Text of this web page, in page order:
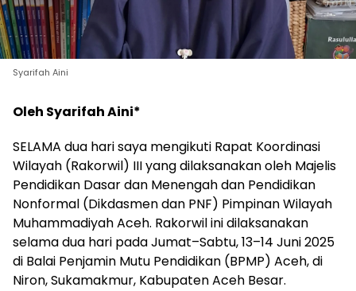
Syarifah Aini
Oleh Syarifah Aini*
SELAMA dua hari saya mengikuti Rapat Koordinasi
Wilayah (Rakorwil) III yang dilaksanakan oleh Majelis
Pendidikan Dasar dan Menengah dan Pendidikan
Nonformal (Dikdasmen dan PNF) Pimpinan Wilayah
Muhammadiyah Aceh. Rakorwil ini dilaksanakan
selama dua hari pada Jumat–Sabtu, 13–14 Juni 2025
di Balai Penjamin Mutu Pendidikan (BPMP) Aceh, di
Niron, Sukamakmur, Kabupaten Aceh Besar.